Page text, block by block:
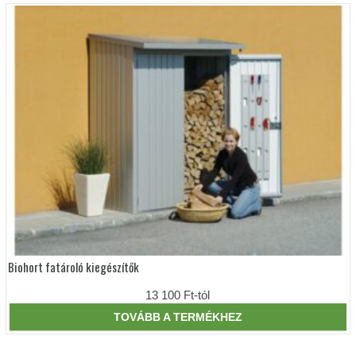
a
ki
Biohort fatároló kiegészítők
13 100 Ft-tól
TOVÁBB A TERMÉKHEZ
Ennek
terméknek
több
variációja
van.